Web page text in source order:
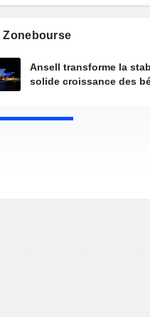
Zonebourse
Ansell transforme la
solide croissance des